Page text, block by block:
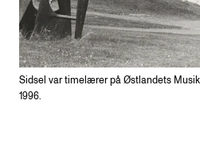
Sidsel var timelærer på Østlandets
1996.